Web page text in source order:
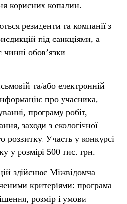
корисних копалин.
резиденти та компанії з
під санкціями, а
обов’язки
та/або електронній
про учасника,
програму робіт,
заходи з екологічної
розвитку. Участь у конкурсі
у розмірі 500 тис. грн.
здійснює Міжвідомча
критеріями: програма
розмір і умови